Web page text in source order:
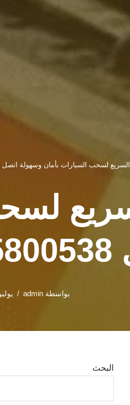
لسحب السيارات بأمان وسهولة اتصل 55800538
بواسطة admin يوليو 10,
البحث